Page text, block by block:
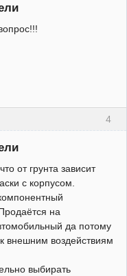
4
от грунта зависит
с корпусом.
на
да потому
внешним воздействиям
выбирать